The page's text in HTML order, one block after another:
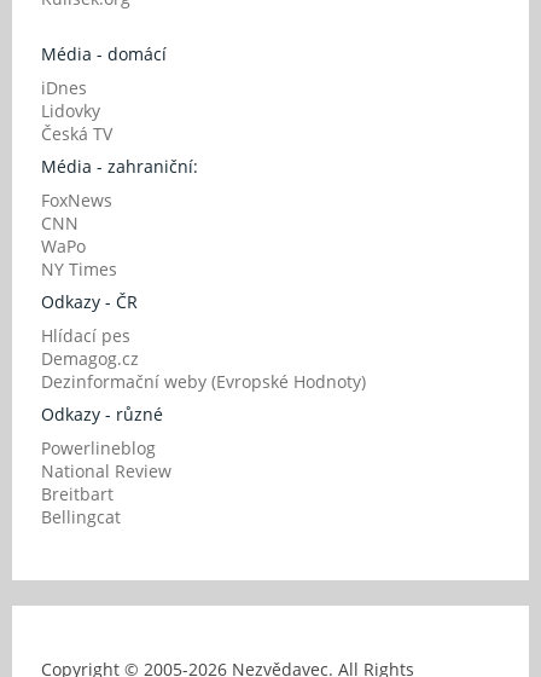
Média - domácí
iDnes
Lidovky
Česká TV
Média - zahraniční:
FoxNews
CNN
WaPo
NY Times
Odkazy - ČR
Hlídací pes
Demagog.cz
Dezinformační weby (Evropské Hodnoty)
Odkazy - různé
Powerlineblog
National Review
Breitbart
Bellingcat
Copyright © 2005-2026 Nezvědavec. All Rights